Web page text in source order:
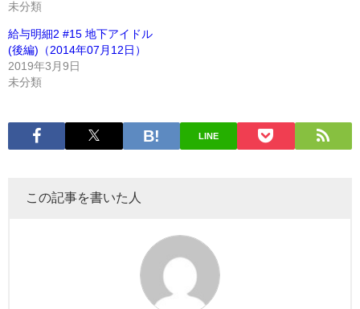
未分類
給与明細2 #15 地下アイドル
(後編)（2014年07月12日）
2019年3月9日
未分類
LINE
この記事を書いた人